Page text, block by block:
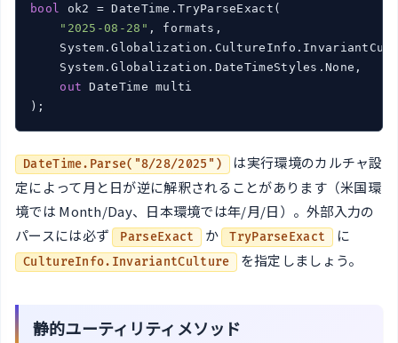
bool
ok2 = DateTime.TryParseExact(
"2025-08-28" , formats,
    System.Globalization.DateTimeStyles.None,
out DateTime multi
DateTime.Parse("8/28/2025")
は実行環境のカルチャ設
定によって月と日が逆に解釈されることがあります（米国環
境では Month/Day、日本環境では年/月/日）。外部入力の
パースには必ず
ParseExact か TryParseExact に
CultureInfo.InvariantCulture を指定しましょう。
静的ユーティリティメソッド